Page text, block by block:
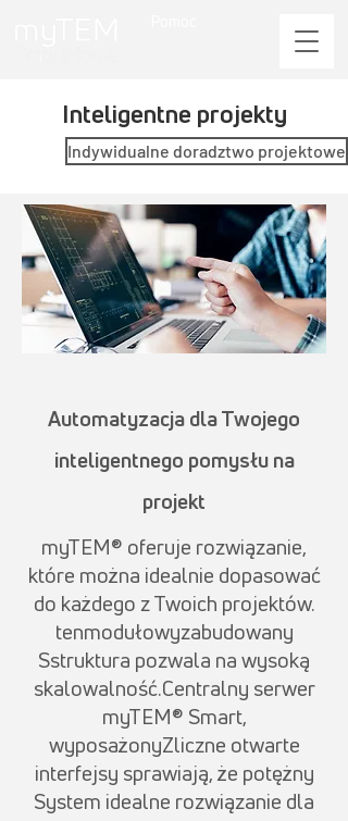
Inteligentne projekty
Indywidualne doradztwo projektowe
Automatyzacja dla Twojego
inteligentnego pomysłu na
projekt
myTEM® oferuje rozwiązanie,
które można idealnie dopasować
do każdego z Twoich projektów.
tenmodułowyzabudowany
Sstruktura pozwala na wysoką
skalowalność.Centralny serwer
myTEM® Smart,
wyposażonyZliczne otwarte
interfejsy sprawiają, że potężny
System idealne rozwiązanie dla